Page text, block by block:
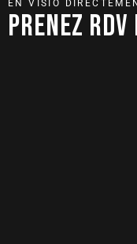
EN VISIO
PRENEZ